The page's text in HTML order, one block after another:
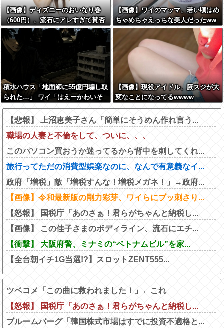
【画像】ディズニーのおいなり巻
（600円）、流石にアレすぎて賛否
両論の大炎上をしてしまうw w w w
w w w
【画像】ワイのマッマ、若い頃はめ
ちゃめちゃえっちな美人だったww
www
積水ハウス「地面師に55億円騙し取
られた…」 ワイ「はえーかわいそ
う…会社滅茶苦茶やろなぁ」
【画像】現役アイドル、腋スジが大
変なことになってるwwww
【悲報】 上沼恵美子さん「簡単にそうめん作れ言う...
職場の人妻と不倫をして、ついに、、、
このパソコン買おうか迷ってるから背中を刺してくれ...
旅行ってただの消費型娯楽なのに、なんで有意義なイ...
政府「増税」敵「増税すんな！増税メガネ！」→政府...
【画像】令和最新版の剛力彩芽、ワイらにブッ刺さり...
【怒報】 国税庁「あのさぁ！君らがちゃんと納税し...
【画像】 この佳子さまのボディライン、流石にエチ...
【衝撃】 大阪府警、ミナミの“ベトナムビル”を家...
【全台朝イチ1G当選!?】スロットZENT555...
ツベコメ「この曲に救われました！」←これ
【怒報】 国税庁「あのさぁ！君らがちゃんと納税し...
ブルームバーグ「韓国株式市場はすでに投資不適格と...